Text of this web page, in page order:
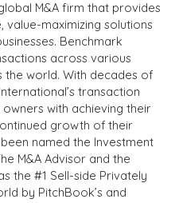
M&A firm that provides
value-maximizing solutions
Benchmark
across various
world. With decades of
transaction
with achieving their
growth of their
named the Investment
M&A Advisor and the
the #1 Sell-side Privately
by PitchBook’s and